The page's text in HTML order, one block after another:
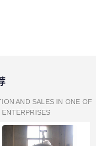
AND SALES IN ONE OF